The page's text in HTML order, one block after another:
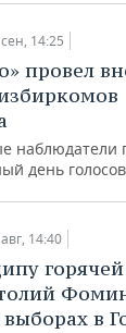
14:25
провел
наблюдатели
день
14:40
в